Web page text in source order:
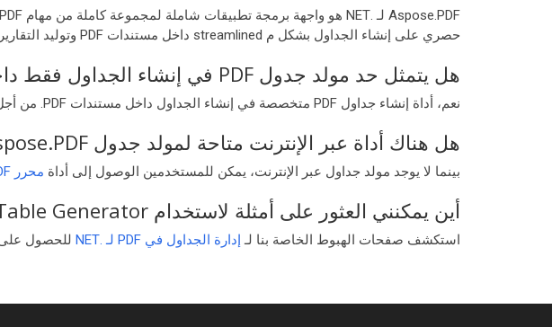
حصري على إنشاء الجداول بشكل م streamlined داخل مستندات PDF وتوليد التقارير.
هل يتمثل حد مولد جدول PDF في إنشاء الجداول فقط داخل مستندات PDF؟
نعم، أداة إنشاء جداول PDF متخصصة في إنشاء الجداول داخل مستندات PDF. من أجل الوظائف الأوسع، يجب استخدام مكونات أخرى من مكتبة Aspose.PDF.
هل هناك أداة عبر الإنترنت متاحة لمولد جدول Aspose.PDF؟
بينما لا يوجد مولد جداول عبر الإنترنت، يمكن للمستخدمين الوصول إلى أداة محرر PDF عبر الإنترنت مجانية
أين يمكنني العثور على أمثلة لاستخدام Aspose.PDF Table Generator في C#؟
استكشف صفحات الهبوط الخاصة بنا لـ إدارة الجداول في PDF لـ .NET للحصول على